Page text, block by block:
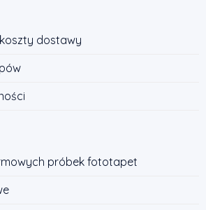
dostawy
próbek fototapet